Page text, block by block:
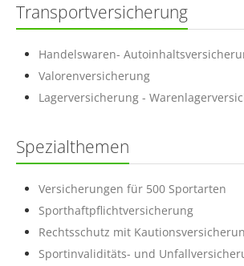
Transportversicherung
Handelswaren-
Valorenversicherung
Lagerversicherung -
Spezialthemen
Versicherungen für 500 Sportarten
Sporthaftpflichtversicherung
Rechtsschutz mit
Sportinvaliditäts- und